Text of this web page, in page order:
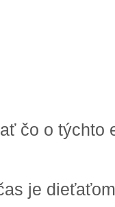
čo o týchto
je